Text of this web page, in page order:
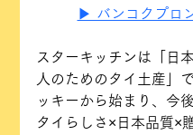
▶ バンコクプロ
スターキッチンは「日
人のためのタイ土産」
ッキーから始まり、今
タイらしさ×日本品質×